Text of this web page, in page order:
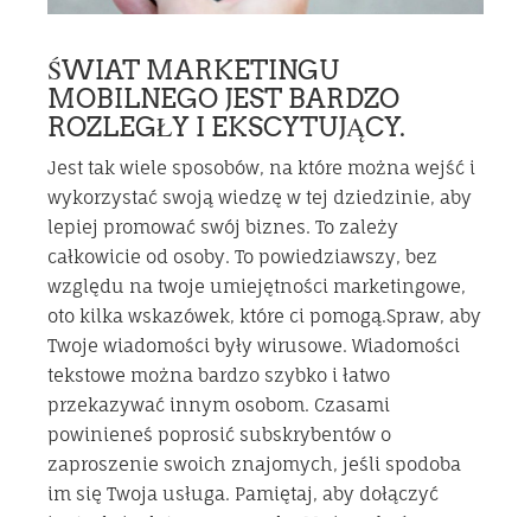
ŚWIAT MARKETINGU
MOBILNEGO JEST BARDZO
ROZLEGŁY I EKSCYTUJĄCY.
Jest tak wiele sposobów, na które można wejść i
wykorzystać swoją wiedzę w tej dziedzinie, aby
lepiej promować swój biznes. To zależy
całkowicie od osoby. To powiedziawszy, bez
względu na twoje umiejętności marketingowe,
oto kilka wskazówek, które ci pomogą.Spraw, aby
Twoje wiadomości były wirusowe. Wiadomości
tekstowe można bardzo szybko i łatwo
przekazywać innym osobom. Czasami
powinieneś poprosić subskrybentów o
zaproszenie swoich znajomych, jeśli spodoba
im się Twoja usługa. Pamiętaj, aby dołączyć